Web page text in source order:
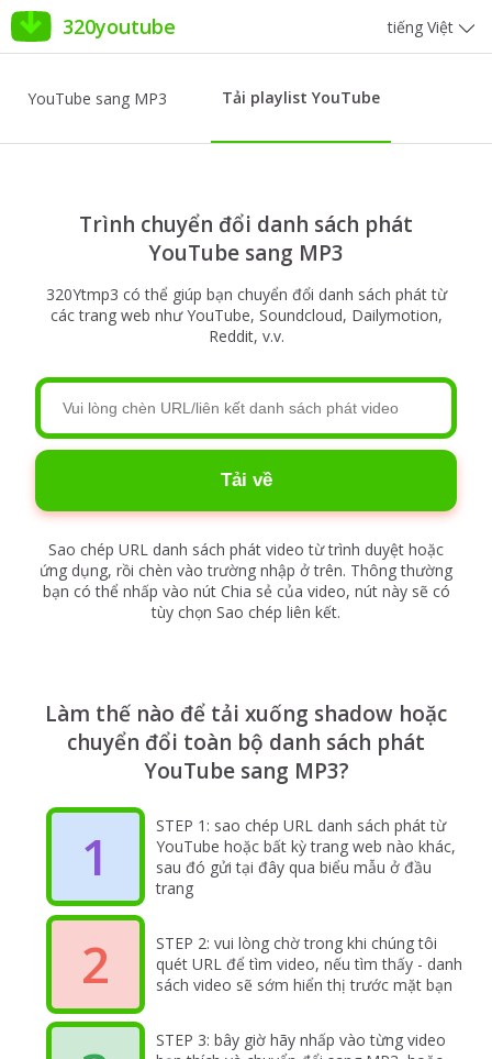
320youtube tiếng Việt
YouTube sang MP3 Tải playlist YouTube
Trình chuyển đổi danh sách phát
YouTube sang MP3
320Ytmp3 có thể giúp bạn chuyển đổi danh sách phát từ
các trang web như YouTube, Soundcloud, Dailymotion,
Reddit, v.v.
Tải về
Sao chép URL danh sách phát video từ trình duyệt hoặc
ứng dụng, rồi chèn vào trường nhập ở trên. Thông thường
bạn có thể nhấp vào nút Chia sẻ của video, nút này sẽ có
tùy chọn Sao chép liên kết.
Làm thế nào để tải xuống shadow hoặc
chuyển đổi toàn bộ danh sách phát
YouTube sang MP3?
1
STEP 1: sao chép URL danh sách phát từ
YouTube hoặc bất kỳ trang web nào khác,
sau đó gửi tại đây qua biểu mẫu ở đầu
trang
2
STEP 2: vui lòng chờ trong khi chúng tôi
quét URL để tìm video, nếu tìm thấy - danh
sách video sẽ sớm hiển thị trước mặt bạn
STEP 3: bây giờ hãy nhấp vào từng video